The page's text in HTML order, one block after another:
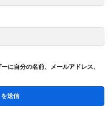
に自分の名前、メールアドレス、